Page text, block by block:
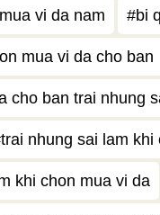
vi da nam #bi
mua vi da cho ban
cho ban trai nhung
nhung sai lam khi
khi chon mua vi da